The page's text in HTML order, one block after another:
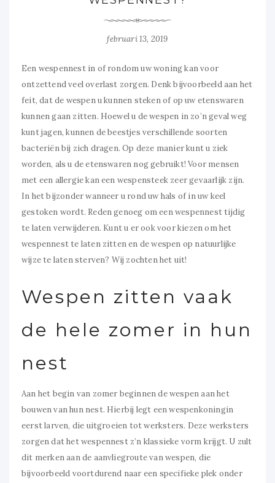
februari 13, 2019
Een wespennest in of rondom uw woning kan voor
ontzettend veel overlast zorgen. Denk bijvoorbeeld aan het
feit, dat de wespen u kunnen steken of op uw etenswaren
kunnen gaan zitten. Hoewel u de wespen in zo’n geval weg
kunt jagen, kunnen de beestjes verschillende soorten
bacteriën bij zich dragen. Op deze manier kunt u ziek
worden, als u de etenswaren nog gebruikt! Voor mensen
met een allergie kan een wespensteek zeer gevaarlijk zijn.
In het bijzonder wanneer u rond uw hals of in uw keel
gestoken wordt. Reden genoeg om een wespennest tijdig
te laten verwijderen. Kunt u er ook voor kiezen om het
wespennest te laten zitten en de wespen op natuurlijke
wijze te laten sterven? Wij zochten het uit!
Wespen zitten vaak
de hele zomer in hun
nest
Aan het begin van zomer beginnen de wespen aan het
bouwen van hun nest. Hierbij legt een wespenkoningin
eerst larven, die uitgroeien tot werksters. Deze werksters
zorgen dat het wespennest z’n klassieke vorm krijgt. U zult
dit merken aan de aanvliegroute van wespen, die
bijvoorbeeld voortdurend naar een specifieke plek onder